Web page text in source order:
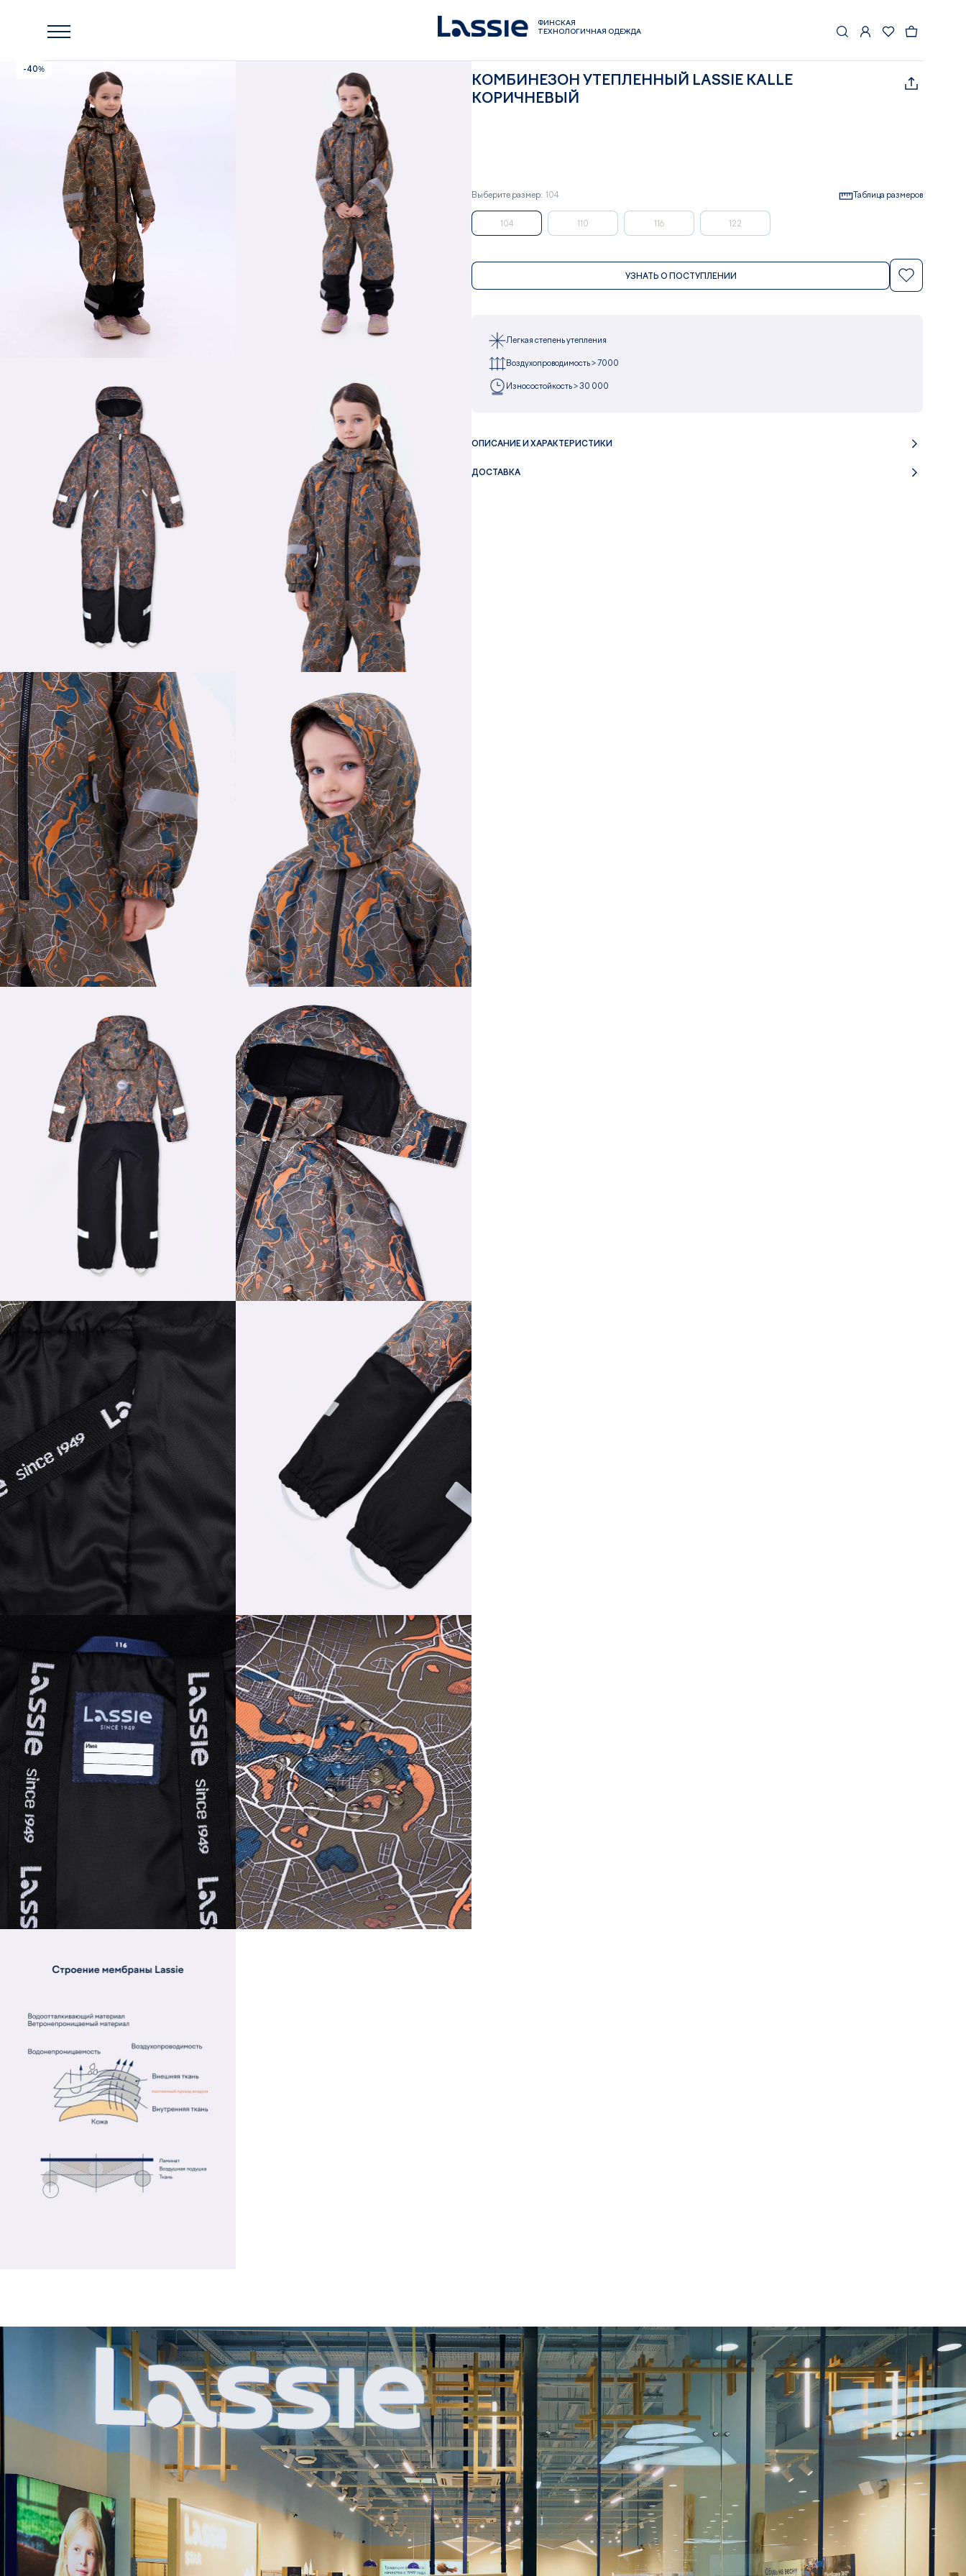
ФИНСКАЯ
ТЕХНОЛОГИЧНАЯ ОДЕЖДА
-40%
КОМБИНЕЗОН УТЕПЛЕННЫЙ LASSIE KALLE
КОРИЧНЕВЫЙ
Выберите размер: 104 Таблица размеров
104 110 116 122
УЗНАТЬ О ПОСТУПЛЕНИИ
Легкая степень утепления
Воздухопроводимость > 7000
Износостойкость > 30 000
ОПИСАНИЕ И ХАРАКТЕРИСТИКИ
ДОСТАВКА